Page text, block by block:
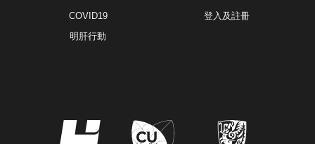
COVID19
明肝行動
登入及註冊